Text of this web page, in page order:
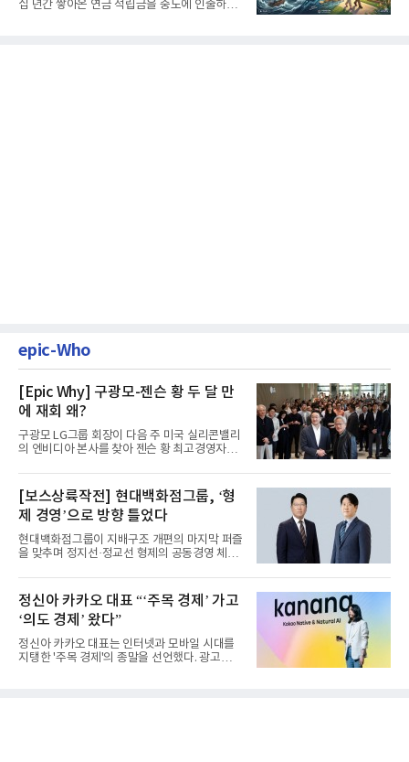
십 년간 쌓아온 연금 적립금을 중도에 인출하거
epic-Who
[Epic Why] 구광모-젠슨 황 두 달 만
에 재회 왜?
구광모 LG그룹 회장이 다음 주 미국 실리콘밸리
의 엔비디아 본사를 찾아 젠슨 황 최고경영자
[보스상륙작전] 현대백화점그룹, ‘형
제 경영’으로 방향 틀었다
현대백화점그룹이 지배구조 개편의 마지막 퍼즐
을 맞추며 정지선·정교선 형제의 공동경영 체제
정신아 카카오 대표 “‘주목 경제’ 가고
‘의도 경제’ 왔다”
정신아 카카오 대표는 인터넷과 모바일 시대를
지탱한 '주목 경제'의 종말을 선언했다. 광고를